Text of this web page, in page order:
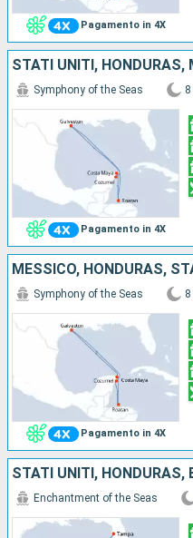
Pagamento in 4X
STATI UNITI, HONDURAS,
Pagamento in 4X
Symphony of the Seas 8
MESSICO, HONDURAS,
Pagamento in 4X
Symphony of the Seas 8
Enchantment of the Seas